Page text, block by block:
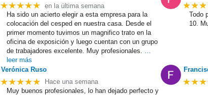
★★★★★ en la última semana
Ha sido un acierto elegir a esta empresa para la
colocación del cesped en nuestra casa. Desde el
primer momento tuvimos un magnifico trato en la
oficina de exposición y luego cuentan con un grupo
de trabajadores excelente. Muy profesionales. …
leer más
Todo
10.
Verónica Ruso
★★★★★
Hace una semana
Muy buenos profesionales, lo han dejado perfecto y